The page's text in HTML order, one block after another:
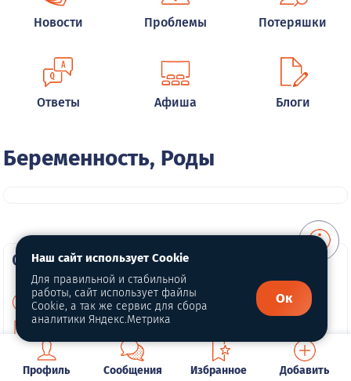
Новости Проблемы Потеряшки
Ответы Афиша Блоги
Беременность, Роды
О портале
О нас
Политика конфиденциальности
Публичная оферта
Профиль Сообщения Избранное Добавить
Наш сайт использует Cookie
Для правильной и стабильной
работы, сайт использует файлы
Cookie, а так же сервис для сбора
аналитики Яндекс.Метрика
Ок